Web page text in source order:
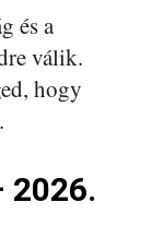
és a
válik.
hogy
2026.